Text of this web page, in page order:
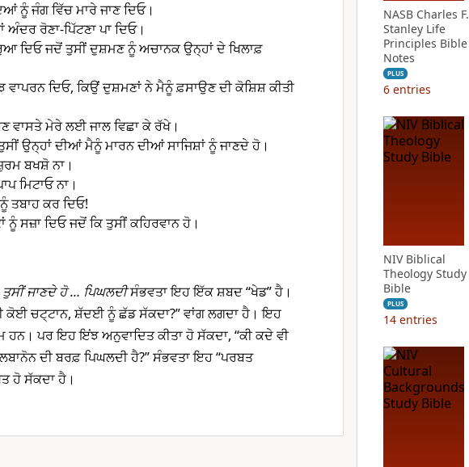
ਨੂੰ ਜੰਗ ਵਿੱਚ ਮਾਰੇ ਜਾਣ ਦਿਓ।
ਅੰਦਰ ਰੋਣਾ-ਪਿੱਟਣਾ ਪਾ ਦਿਓ।
ਦਿਓ ਜਦੋਂ ਤੁਸੀਂ ਦੁਸ਼ਮਣ ਨੂੰ ਅਚਾਨਕ ਉਨ੍ਹਾਂ ਦੇ ਖਿਲਾਫ਼
ਵਾਪਰਨ ਦਿਓ, ਕਿਉਂ ਦੁਸ਼ਮਣਾਂ ਨੇ ਮੈਨੂੰ ਫ਼ਸਾਉਣ ਦੀ ਕੋਸ਼ਿਸ਼ ਕੀਤੀ
ਵਾਸਤੇ ਮੇਰੇ ਲਈ ਜਾਲ ਵਿਛਾ ਕੇ ਰੱਖੇ।
ਉਨ੍ਹਾਂ ਦੀਆਂ ਮੈਨੂੰ ਮਾਰਨ ਦੀਆਂ ਸਾਜਿਸ਼ਾਂ ਨੂੰ ਜਾਣਦੇ ਹੋ।
ਬਖਸ਼ੋ ਨਾ।
ਮਿਟਾਓ ਨਾ।
ਤਬਾਹ ਕਰ ਦਿਓ!
ਨੂੰ ਸਜ਼ਾ ਦਿਓ ਜਦੋਂ ਕਿ ਤੁਸੀਂ ਕਹਿਰਵਾਨ ਹੋ।
ਤੁਸੀਂ ਜਾਣਦੇ ਹੋ … ਪਿਘਲਦੀਸੰਭਵਤਾ ਇਹ ਇੱਕ ਸ਼ਬਦ “ਖੇਡ” ਹੈ।
ਕੋਈ ਚਟ੍ਟਾਨ, ਸ਼ੱਦਈ ਨੂੰ ਛੱਡ ਸੱਕਦਾ?” ਵਾਂਗ ਲਗਦਾ ਹੈ। ਇਹ
ਹਨ। ਪਰ ਇਹ ਇਂਝ ਅਨੁਵਾਦਿਤ ਕੀਤਾ ਹੋ ਸੱਕਦਾ, “ਕੀ ਕਦੇ ਵੀ
ਦੀ ਬਰਫ਼ ਪਿਘਲਦੀ ਹੈ?” ਸੰਭਵਤਾ ਇਹ “ਪਰਬਤ
ਹੋ ਸੱਕਦਾ ਹੈ।
NASB Charles F.
Stanley Life
Principles Bible
Notes
PLUS
6 entries
NIV Biblical
Theology Study
Bible
PLUS
14 entries